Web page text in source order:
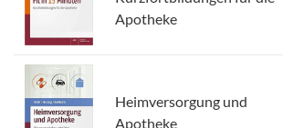
Apotheke
Heimversorgung und
Apotheke